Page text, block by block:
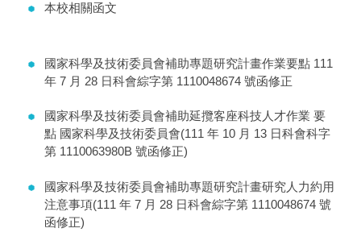
本校相關函文
國家科學及技術委員會補助專題研究計畫作業要點 111
年 7 月 28 日科會綜字第 1110048674 號函修正
國家科學及技術委員會補助延攬客座科技人才作業 要
點 國家科學及技術委員會(111 年 10 月 13 日科會科字
第 1110063980B 號函修正)
國家科學及技術委員會補助專題研究計畫研究人力約用
注意事項(111 年 7 月 28 日科會綜字第 1110048674 號
函修正)